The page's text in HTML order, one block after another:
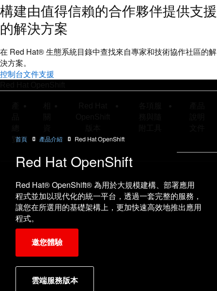
構建由值得信賴的合作夥伴提供支援
的解決方案
在 Red Hat® 生態系統目錄中查找來自專家和技術協作社區的解
決方案。
控制台文件支援
覽
訊
首頁 產品介紹 Red Hat OpenShift
Red Hat OpenShift
Red Hat® OpenShift® 為用於大規模建構、部署應用
程式並加以現代化的統一平台，透過一套完整的服務，
讓您在所選用的基礎架構上，更加快速高效地推出應用
程式。
邀您體驗
雲端服務版本